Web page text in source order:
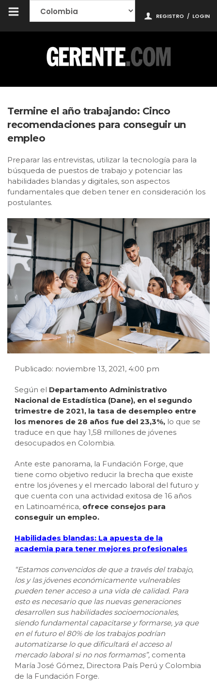
REGISTRO / LOGIN
Termine el año trabajando: Cinco
recomendaciones para conseguir un
empleo
Preparar las entrevistas, utilizar la tecnología para la
búsqueda de puestos de trabajo y potenciar las
habilidades blandas y digitales, son aspectos
fundamentales que deben tener en consideración los
postulantes.
Publicado: noviembre 13, 2021, 4:00 pm
Según el Departamento Administrativo
Nacional de Estadística (Dane), en el segundo
trimestre de 2021, la tasa de desempleo entre
los menores de 28 años fue del 23,3%, lo que se
traduce en que hay 1,58 millones de jóvenes
desocupados en Colombia.
Ante este panorama, la Fundación Forge, que
tiene como objetivo reducir la brecha que existe
entre los jóvenes y el mercado laboral del futuro y
que cuenta con una actividad exitosa de 16 años
en Latinoamérica, ofrece consejos para
conseguir un empleo.
Habilidades blandas: La apuesta de la
academia para tener mejores profesionales
“Estamos convencidos de que a través del trabajo,
los y las jóvenes económicamente vulnerables
pueden tener acceso a una vida de calidad. Para
esto es necesario que las nuevas generaciones
desarrollen sus habilidades socioemocionales,
siendo fundamental capacitarse y formarse, ya que
en el futuro el 80% de los trabajos podrían
automatizarse lo que dificultará el acceso al
mercado laboral si no nos formamos”, comenta
María José Gómez, Directora País Perú y Colombia
de la Fundación Forge.